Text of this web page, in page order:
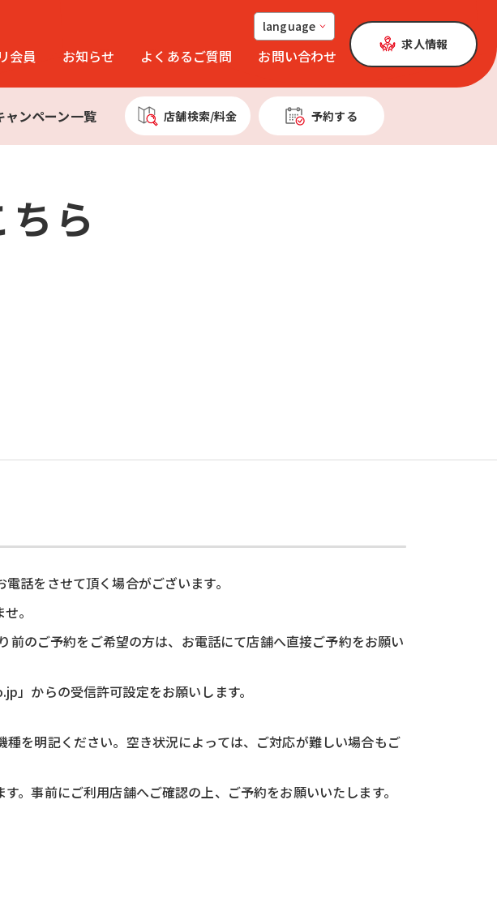
language
会員 お知らせ よくあるご質問 お問い合わせ
求人情報
ャンペーン一覧 店舗検索/料金 予約する
ら
話をさせて頂く場合がございます。
。
のご予約をご希望の方は、お電話にて店舗へ直接ご予約をお願い
」からの受信許可設定をお願いします。
を明記ください。空き状況によっては、ご対応が難しい場合もご
。事前にご利用店舗へご確認の上、ご予約をお願いいたします。